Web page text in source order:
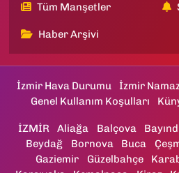
Tüm Manşetler
Haber Arşivi
İzmir Hava Durumu İzmir
Genel Kullanım Koşulları
İZMİR Aliağa Balçova
Beydağ
Bornova Buca
Gaziemir
Güzelbahçe